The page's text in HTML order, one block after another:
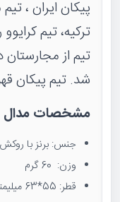
پیکان ایران ،
ترکیه، تیم
تیم از مجارستان
شد. تیم پیکان
مشخصات مدال
جنس: برنز با
وزن: 60 گرم
قطر: 55*63 میلیمتر